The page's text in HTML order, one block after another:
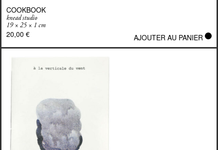
COOKBOOK
knead studio
19 × 25 × 1 cm
20,00 € AJOUTER AU PANIER